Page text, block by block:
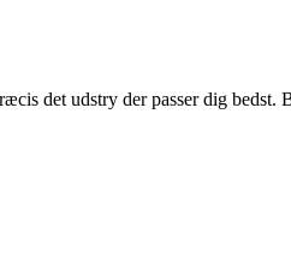
det udstry der passer dig